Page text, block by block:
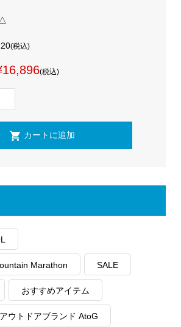
(税込)
(税込)
Marathon SALE
おすすめアイテム
アウトドアブランド AtoG